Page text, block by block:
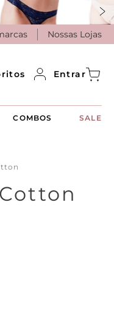
Nossas Lojas
Entrar
COMBOS SALE